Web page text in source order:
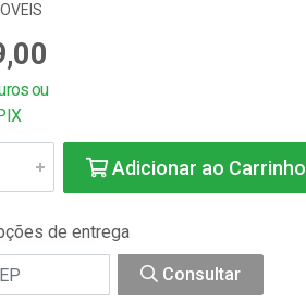
ou
Adicionar ao Carrinho
de entrega
Consultar